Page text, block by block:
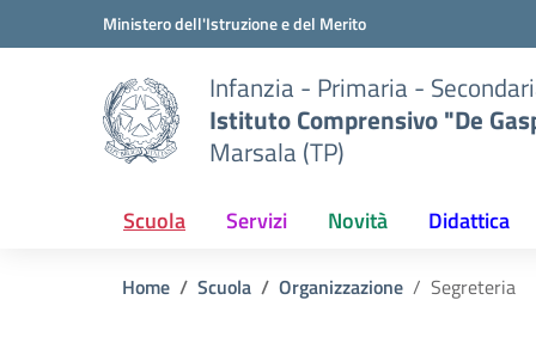
Vai ai contenuti
Vai al menu di navigazioneMinistero dell'Istruzione e del Merito
Infanzia - Primaria -
Istituto Comprensivo "De
Marsala (TP)
Scuola Servizi Novità Didattica
Home Scuola Organizzazione Segreteria